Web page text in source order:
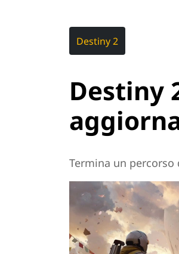
Destiny 2
Destiny
Termina un